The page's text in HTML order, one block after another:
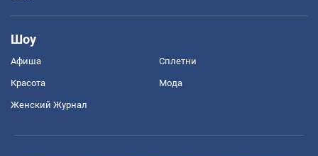
Шоу
Афиша Сплетни
Красота Мода
Женский Журнал